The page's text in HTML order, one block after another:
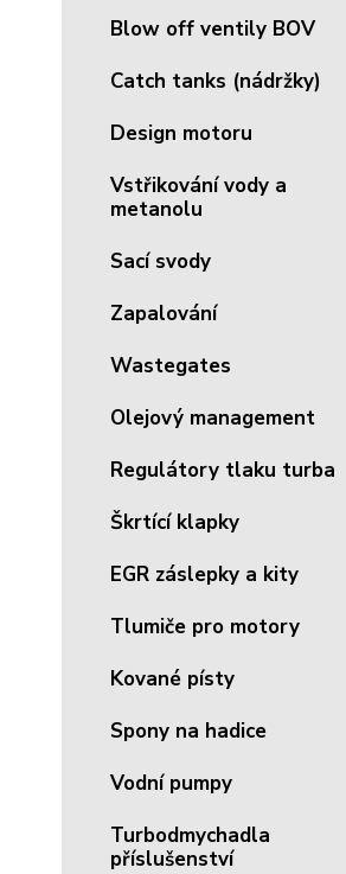
Blow off ventily BOV
Catch tanks (nádržky)
Design motoru
Vstřikování vody a
metanolu
Sací svody
Zapalování
Wastegates
Olejový management
Regulátory tlaku turba
Škrtící klapky
EGR záslepky a kity
Tlumiče pro motory
Kované písty
Spony na hadice
Vodní pumpy
Turbodmychadla
příslušenství